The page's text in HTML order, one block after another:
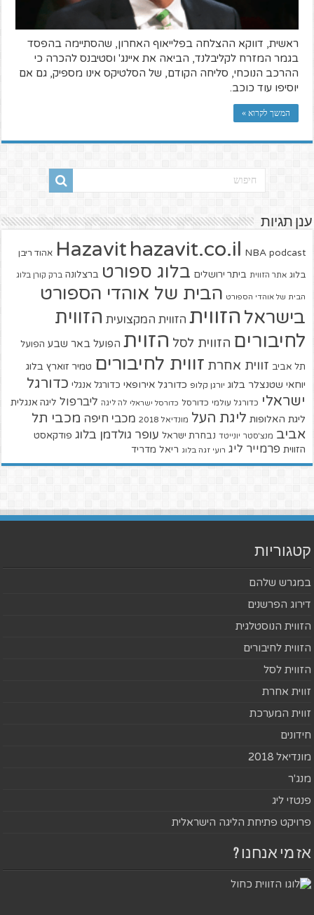
ראשית, דווקא ההצלחה בפלייאוף האחרון, שהסתיימה בהפסד
בגמר המזרח לקליבלנד, הביאה את איינג' וסטיבנס להכרה כי
ההרכב הנוכחי, סליחה הקודם, של הסלטיקס אינו מספיק, גם אם
יוסיפו עוד כוכב.
המשך לקרוא »
ענן תגיות
Hazavit hazavit.co.il NBA podcast אהוד ריבן
בלוג אתר הזווית ביתר ירושלים בלוג ספורט ברצלונה ברק קורן בלוג
הבית של אוהדי הספורט הבית של אוהדי הספורט
בישראל הזווית הזווית המקצועית הזווית
לחיבורים הזווית לסל הזוית הפועל באר שבע הפועל
תל אביב זווית אחרת זווית לחיבורים טמיר זוארץ בלוג
יוחאי שטנצלר בלוג יורגן קלופ כדורגל אירופאי כדורגל אנגלי כדורגל
ישראלי כדורגל עולמי כדורסל כדורסל ישראלי לה ליגה ליברפול ליגה אנגלית
ליגת האלופות ליגת העל מונדיאל 2018 מכבי חיפה מכבי תל
אביב מנצ'סטר יונייטד נבחרת ישראל עופר גולדמן בלוג פודקאסט
הזווית פרמייר ליג רועי זגה בלוג ריאל מדריד
קטגוריות
במגרש שלהם
דירוג הפרשנים
הזווית הנוסטלגית
הזווית לחיבורים
הזווית לסל
זווית אחרת
זווית המערכת
חידונים
מונדיאל 2018
מנג'ר
פנטזי ליג
פרויקט פתיחת הליגה הישראלית
אז מי אנחנו ?